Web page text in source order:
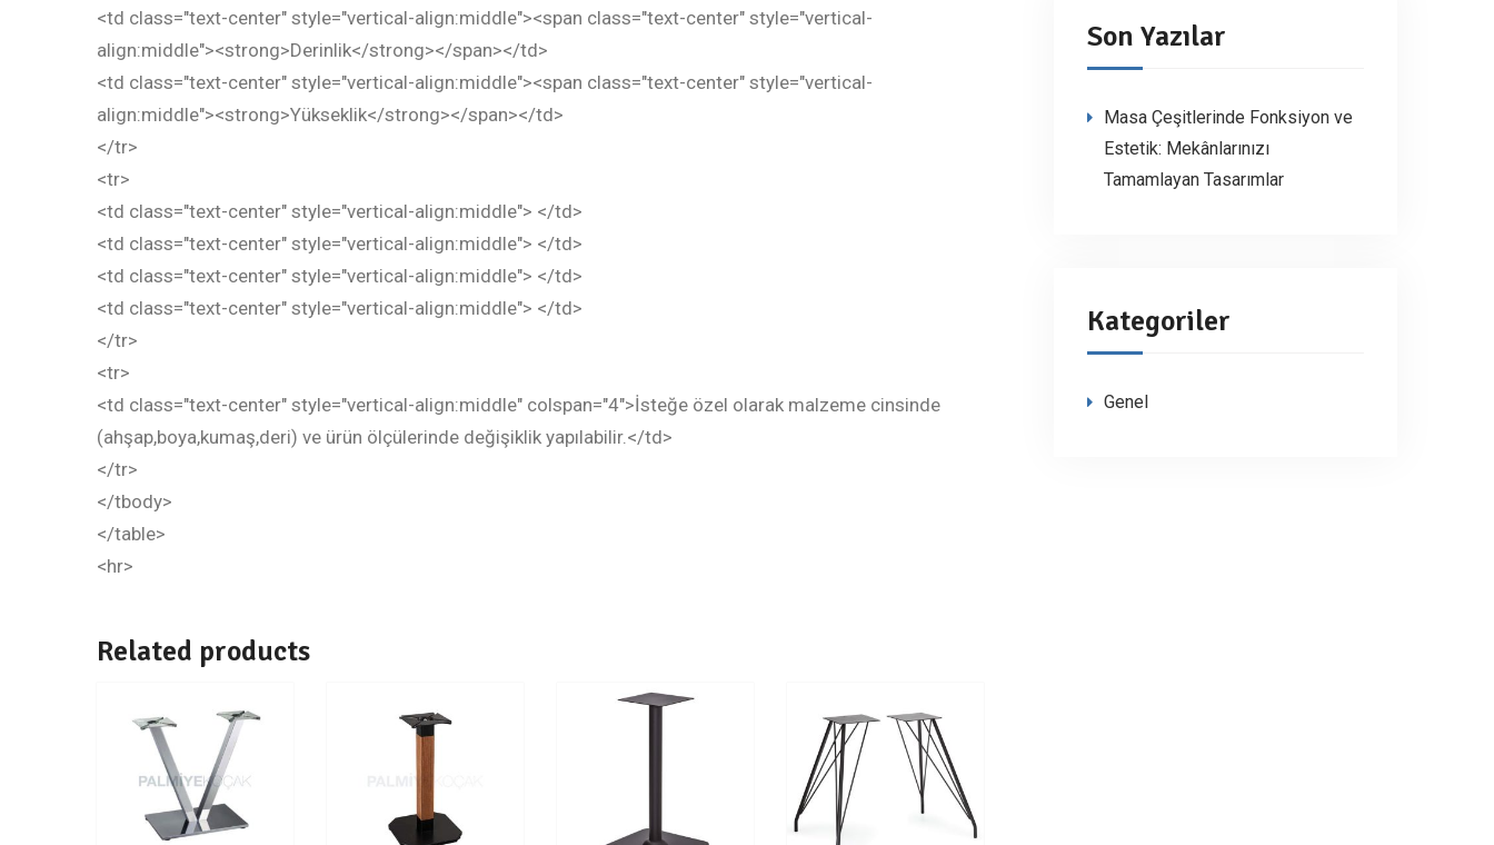
<td class="text-center" style="vertical-align:middle"><span class="text-center" style="vertical-
align:middle"><strong>Derinlik</strong></span></td>
<td class="text-center" style="vertical-align:middle"><span class="text-center" style="vertical-
align:middle"><strong>Yükseklik</strong></span></td>
</tr>
<tr>
<td class="text-center" style="vertical-align:middle"> </td>
<td class="text-center" style="vertical-align:middle"> </td>
<td class="text-center" style="vertical-align:middle"> </td>
<td class="text-center" style="vertical-align:middle"> </td>
</tr>
<tr>
<td class="text-center" style="vertical-align:middle" colspan="4">İsteğe özel olarak malzeme cinsinde
(ahşap,boya,kumaş,deri) ve ürün ölçülerinde değişiklik yapılabilir.</td>
</tr>
</tbody>
</table>
<hr>
Related products
Son Yazılar
Masa Çeşitlerinde Fonksiyon ve
Estetik: Mekânlarınızı
Tamamlayan Tasarımlar
Kategoriler
Genel